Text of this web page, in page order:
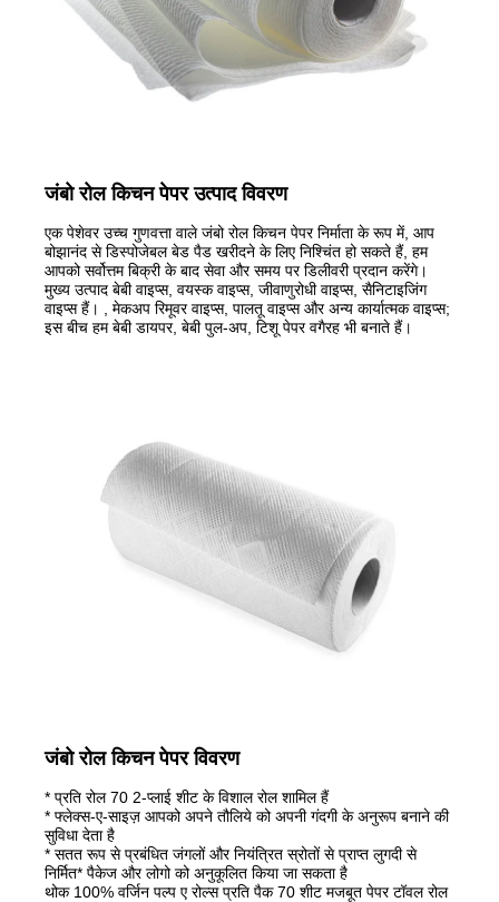
जंबो रोल किचन पेपर उत्पाद विवरण
एक पेशेवर उच्च गुणवत्ता वाले जंबो रोल किचन पेपर निर्माता के रूप में, आप
बोझानंद से डिस्पोजेबल बेड पैड खरीदने के लिए निश्चिंत हो सकते हैं, हम
आपको सर्वोत्तम बिक्री के बाद सेवा और समय पर डिलीवरी प्रदान करेंगे।
मुख्य उत्पाद बेबी वाइप्स, वयस्क वाइप्स, जीवाणुरोधी वाइप्स, सैनिटाइजिंग
वाइप्स हैं। , मेकअप रिमूवर वाइप्स, पालतू वाइप्स और अन्य कार्यात्मक वाइप्स;
इस बीच हम बेबी डायपर, बेबी पुल-अप, टिशू पेपर वगैरह भी बनाते हैं।
जंबो रोल किचन पेपर विवरण
* प्रति रोल 70 2-प्लाई शीट के विशाल रोल शामिल हैं
* फ्लेक्स-ए-साइज़ आपको अपने तौलिये को अपनी गंदगी के अनुरूप बनाने की
सुविधा देता है
* सतत रूप से प्रबंधित जंगलों और नियंत्रित स्रोतों से प्राप्त लुगदी से
निर्मित* पैकेज और लोगो को अनुकूलित किया जा सकता है
थोक 100% वर्जिन पल्प ए रोल्स प्रति पैक 70 शीट मजबूत पेपर टॉवल रोल